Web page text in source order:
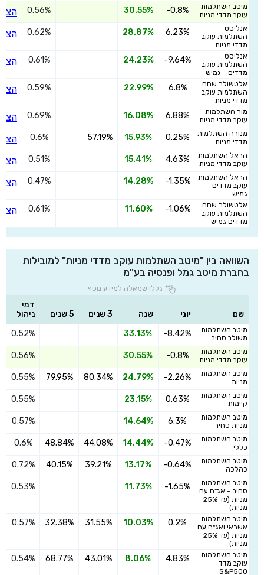
מיטב השתלמות
עוקב מדדי מניות
-0.8%
30.55%
0.56%
אנליסט
השתלמות עוקב
מדדי מניות
6.23%
28.87%
0.62%
אנליסט
השתלמות עוקב
מדדים - גמיש
-9.64%
24.23%
0.61%
אלטשולר שחם
השתלמות עוקב
מדדי מניות
6.8%
22.99%
0.59%
מור השתלמות
עוקב מדדי מניות
6.88%
16.08%
0.69%
מנורה השתלמות
מדדי מניות
0.25%
15.93%
57.19%
0.6%
הראל השתלמות
עוקב מדדי מניות
4.63%
15.41%
0.51%
הראל השתלמות
עוקב מדדים -
גמיש
-1.35%
14.28%
0.47%
אלטשולר שחם
השתלמות עוקב
מדדים גמיש
-1.06%
11.60%
0.61%
השוואה בין "מיטב השתלמות עוקב מדדי מניות" למובילות
בחברת מיטב גמל ופנסיה בע"מ
גללו שמאלה למידע נוסף
שם יוני שנה 3 שנים 5 שנים
דמי
ניהול
מיטב השתלמות
משולב סחיר
-8.42%
33.13%
0.52%
מיטב השתלמות
עוקב מדדי מניות
-0.8%
30.55%
0.56%
מיטב השתלמות
מניות
-2.26%
24.79%
80.34%
79.95%
0.55%
מיטב השתלמות
קיימות
0.63%
23.15%
0.55%
מיטב השתלמות
מניות סחיר
6.3%
14.64%
0.57%
מיטב השתלמות
כללי
-0.47%
14.44%
44.08%
48.84%
0.6%
מיטב השתלמות
כהלכה
-0.64%
13.17%
39.21%
40.15%
0.72%
מיטב השתלמות
סחיר - אג"ח עם
מניות (עד 25%
מניות)
-1.65%
11.73%
0.53%
מיטב השתלמות
אשראי ואג"ח עם
מניות (עד 25%
מניות)
0.2%
10.03%
31.55%
32.38%
0.57%
מיטב השתלמות
עוקב מדד
S&P500
4.83%
8.06%
43.01%
68.77%
0.54%